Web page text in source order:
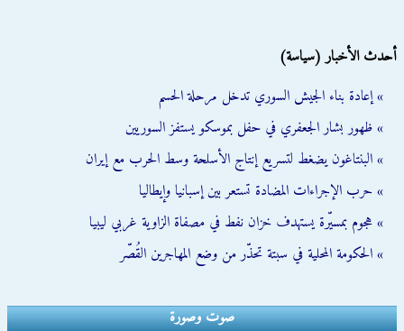
أحدث الأخبار (سياسة)
» إعادة بناء الجيش السوري تدخل مرحلة الحسم
» ظهور بشار الجعفري في حفل بموسكو يستفز السوريين
» البنتاغون يضغط لتسريع إنتاج الأسلحة وسط الحرب مع إيران
» حرب الإجراءات المضادة تستعر بين إسبانيا وإيطاليا
» هجوم بمسيّرة يستهدف خزان نفط في مصفاة الزاوية غربي ليبيا
» الحكومة المحلية في سبتة تحذّر من وضع المهاجرين القُصّر
صوت وصورة